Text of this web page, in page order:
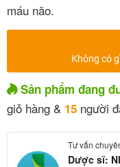
máu não.
Không có
Sản phẩm đang
giỏ hàng & 15 người
Tư vấn
Dược sĩ: